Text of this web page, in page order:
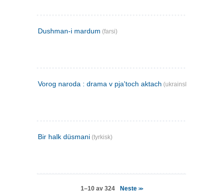
Dushman-i mardum (farsi)
Vorog naroda : drama v pja'toch aktach (ukrainsk)
Bir halk düsmani (tyrkisk)
1–10 av 324 Neste >>